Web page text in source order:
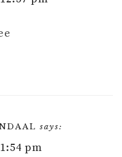
says:
pm